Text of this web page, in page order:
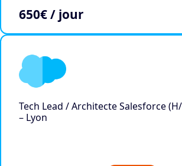
650€ / jour
Tech Lead / Architecte Salesforce
– Lyon